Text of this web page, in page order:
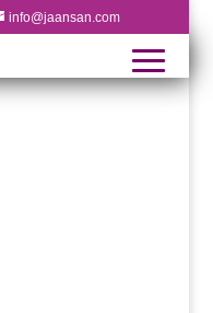
info@jaansan.com